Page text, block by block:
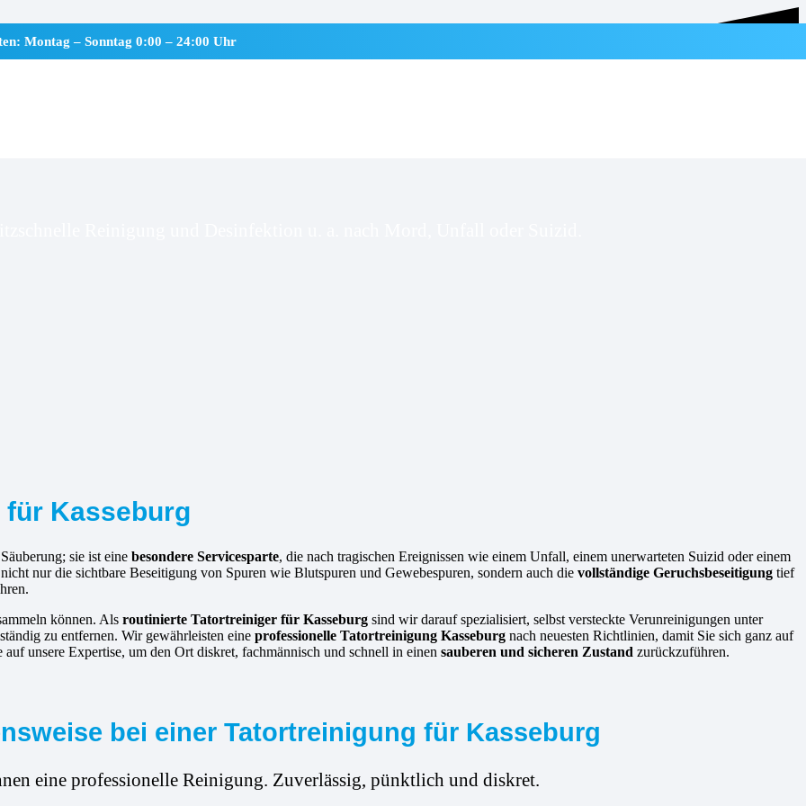
Montag – Sonntag 0:00 – 24:00 Uhr
Reinigung und Desinfektion u. a. nach Mord, Unfall oder Suizid.
Kasseburg
sie ist eine besondere Servicesparte, die nach tragischen Ereignissen wie einem Unfall, einem unerwarteten Suizid oder einem
nur die sichtbare Beseitigung von Spuren wie Blutspuren und Gewebespuren, sondern auch die vollständige Geruchsbeseitigung tief
können. Als routinierte Tatortreiniger für Kasseburg sind wir darauf spezialisiert, selbst versteckte Verunreinigungen unter
zu entfernen. Wir gewährleisten eine professionelle Tatortreinigung Kasseburg nach neuesten Richtlinien, damit Sie sich ganz auf
unsere Expertise, um den Ort diskret, fachmännisch und schnell in einen sauberen und sicheren Zustand zurückzuführen.
bei einer Tatortreinigung für Kasseburg
eine professionelle Reinigung. Zuverlässig, pünktlich und diskret.